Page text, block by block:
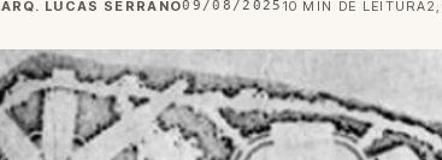
ARQ. LUCAS SERRANO09/08/2025 10 MIN DE LEITURA